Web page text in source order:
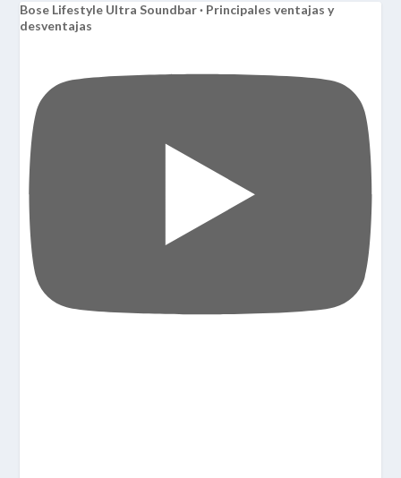
Bose Lifestyle Ultra Soundbar · Principales ventajas y
desventajas